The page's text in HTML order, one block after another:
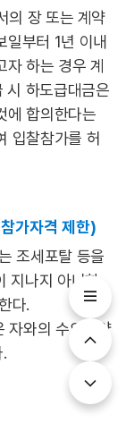
의 장 또는 계약
일부터 1년 이내
하는 경우 계
시 하도급대금은
에 합의한다는
입찰참가를 허
가자격 제한)
조세포탈 등을
지나지 아니한
다.
자와의 수의계약